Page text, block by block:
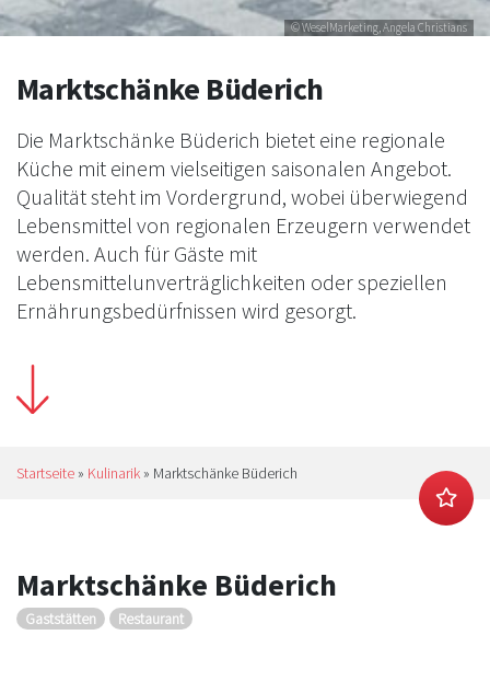
© WeselMarketing, Angela Christians
Marktschänke Büderich
Die Marktschänke Büderich bietet eine regionale
Küche mit einem vielseitigen saisonalen Angebot.
Qualität steht im Vordergrund, wobei überwiegend
Lebensmittel von regionalen Erzeugern verwendet
werden. Auch für Gäste mit
Lebensmittelunverträglichkeiten oder speziellen
Ernährungsbedürfnissen wird gesorgt.
Startseite » Kulinarik » Marktschänke Büderich
Marktschänke Büderich
Gaststätten Restaurant